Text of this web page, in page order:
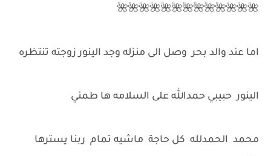
🌺🌺🌺🌺🌺🌺🌺🌺🌺🌺🌺🌺🌺
اما عند والد بحر وصل الى منزله وجد الينور زوجته تنتظره
الينور حبيبي حمدالله على السلامه ها طمني
محمد الحمدلله كل حاجة ماشيه تمام ربنا يسترها